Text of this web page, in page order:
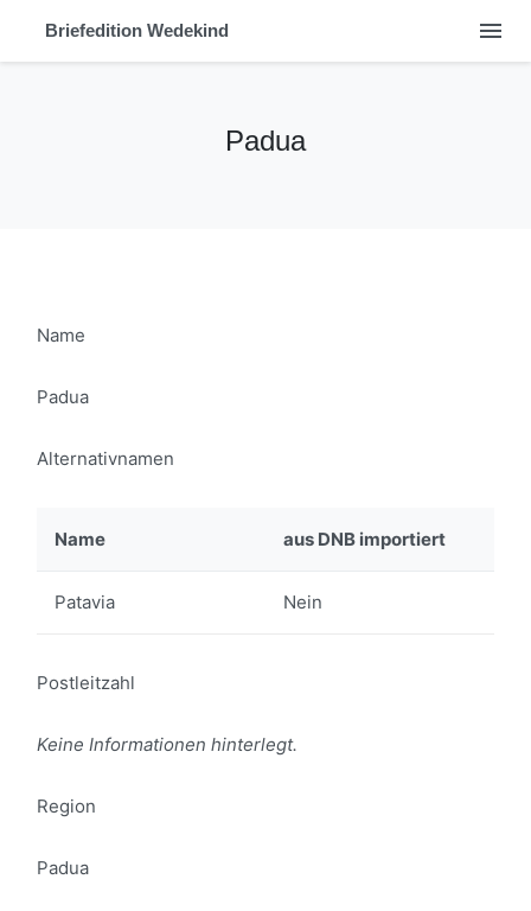
Briefedition Wedekind menu
Padua
Name
Padua
Alternativnamen
Name aus DNB importiert
Patavia Nein
Postleitzahl
Keine Informationen hinterlegt.
Region
Padua